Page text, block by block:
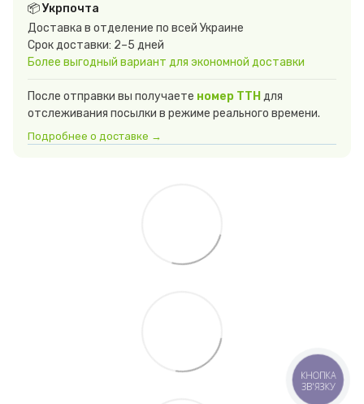
📦 Укрпочта
Доставка в отделение по всей Украине
Срок доставки: 2–5 дней
Более выгодный вариант для экономной доставки
После отправки вы получаете номер ТТН для
отслеживания посылки в режиме реального времени.
Подробнее о доставке →
КНОПКА
ЗВ'ЯЗКУ